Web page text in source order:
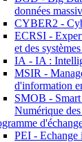
données
CYBER2 -
ECRSI -
et des
IA - IA :
MSIR -
d'information
SMOB -
Numérique
PEI - Echange